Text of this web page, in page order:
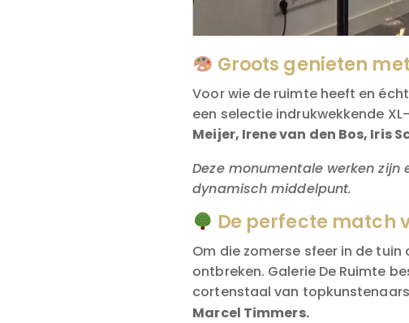
Groots genieten
Voor wie de ruimte heeft en
een selectie indrukwekkende
Meijer, Irene van den Bos, Iris
Deze monumentale werken
dynamisch middelpunt.
De perfecte match
Om die zomerse sfeer in de
ontbreken. Galerie De Ruimte
cortenstaal van
Marcel Timmers.